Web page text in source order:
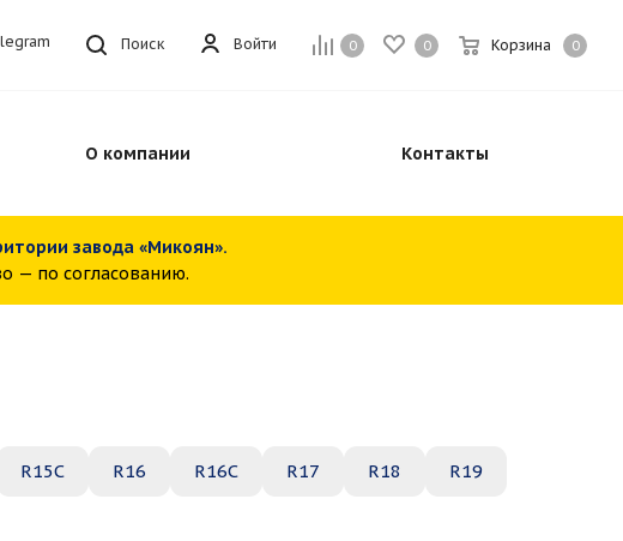
0 0 Корзина 0
Войти
Поиск
О компании Контакты
завода «Микоян».
— по согласованию.
R15C R16 R16C R17 R18 R19